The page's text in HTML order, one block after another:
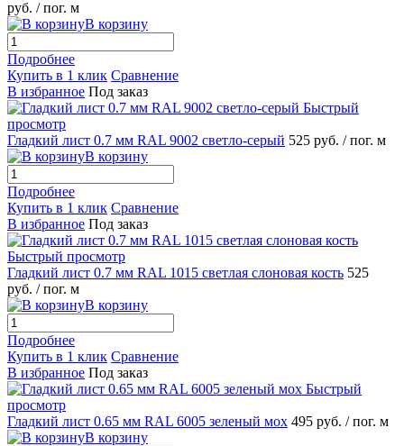
руб. / пог. м
В корзину
Подробнее
Купить в 1 клик Сравнение
В избранное Под заказ
Быстрый
просмотр
Гладкий лист 0.7 мм RAL 9002 светло-серый 525 руб. / пог. м
В корзину
Подробнее
Купить в 1 клик Сравнение
В избранное Под заказ
Быстрый просмотр
Гладкий лист 0.7 мм RAL 1015 светлая слоновая кость 525
руб. / пог. м
В корзину
Подробнее
Купить в 1 клик Сравнение
В избранное Под заказ
Быстрый
просмотр
Гладкий лист 0.65 мм RAL 6005 зеленый мох 495 руб. / пог. м
В корзину